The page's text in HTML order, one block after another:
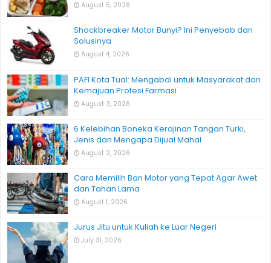
August 5, 2026
Shockbreaker Motor Bunyi? Ini Penyebab dan
Solusinya
August 4, 2026
PAFI Kota Tual: Mengabdi untuk Masyarakat dan
Kemajuan Profesi Farmasi
August 3, 2026
6 Kelebihan Boneka Kerajinan Tangan Turki,
Jenis dan Mengapa Dijual Mahal
August 2, 2026
Cara Memilih Ban Motor yang Tepat Agar Awet
dan Tahan Lama
August 1, 2026
Jurus Jitu untuk Kuliah ke Luar Negeri
July 31, 2026